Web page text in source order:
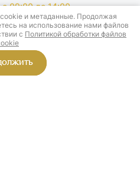
с 09:00 до 14:00
и метаданные. Продолжая
на использование нами файлов
с Политикой обработки файлов